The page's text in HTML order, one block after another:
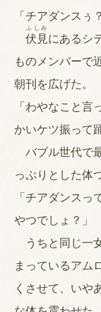
「チアダンスぅ
伏見
ふしみ
にあるシ
ものメンバーで
朝刊を広げた。
「わやなこと
かいケツ振って
バブル世代で
っぷりとした体
「チアダンス
やつでしょ？」
うちと同じ一
まっているアム
くさせて、いや